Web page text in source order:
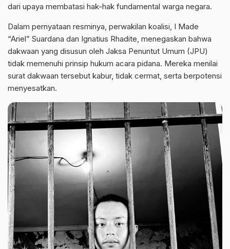
dari upaya membatasi hak-hak fundamental warga negara.
Dalam pernyataan resminya, perwakilan koalisi, I Made
“Ariel” Suardana dan Ignatius Rhadite, menegaskan bahwa
dakwaan yang disusun oleh Jaksa Penuntut Umum (JPU)
tidak memenuhi prinsip hukum acara pidana. Mereka menilai
surat dakwaan tersebut kabur, tidak cermat, serta berpotensi
menyesatkan.